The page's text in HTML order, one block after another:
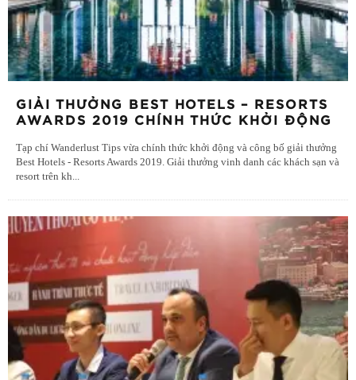
GIẢI THƯỞNG BEST HOTELS – RESORTS
AWARDS 2019 CHÍNH THỨC KHỞI ĐỘNG
Tạp chí Wanderlust Tips vừa chính thức khởi động và công bố giải thưởng
Best Hotels - Resorts Awards 2019. Giải thưởng vinh danh các khách sạn và
resort trên kh